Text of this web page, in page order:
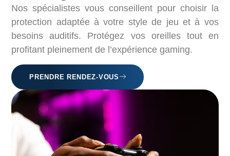
Nos spécialistes vous conseillent pour choisir la
protection adaptée à votre style de jeu et à vos
besoins auditifs. Protégez vos oreilles tout en
profitant pleinement de l’expérience gaming.
PRENDRE RENDEZ-VOUS